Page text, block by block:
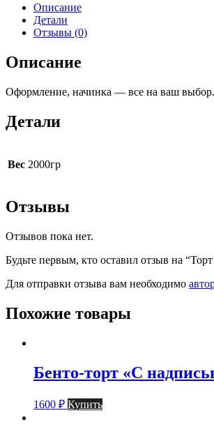
Описание
Детали
Отзывы (0)
Описание
Оформление, начинка — все на ваш выбор.
Детали
Вес 2000гр
Отзывы
Отзывов пока нет.
Будьте первым, кто оставил отзыв на
Для отправки отзыва вам необходимо
Похожие товары
Бенто-торт «С
1600 ₽ Купить